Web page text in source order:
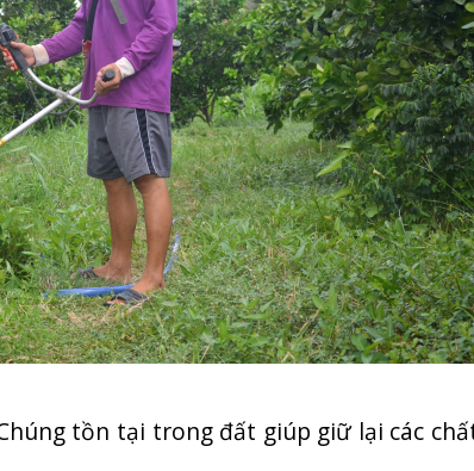
tồn tại trong đất giúp giữ lại các